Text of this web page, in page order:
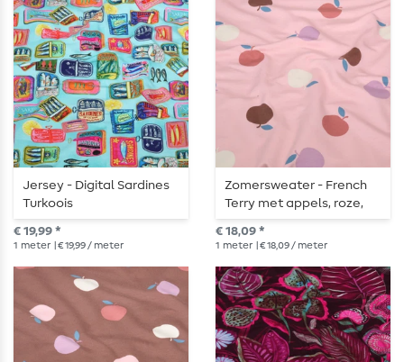
Jersey - Digital Sardines
Turkoois
€ 19,99 *
1 meter | € 19,99 / meter
Zomersweater - French
Terry met appels, roze,
geruwd
€ 18,09 *
1 meter | € 18,09 / meter